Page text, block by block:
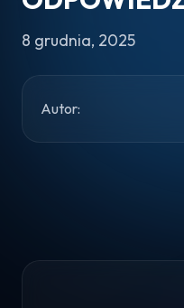
8 grudnia, 2025
Autor: